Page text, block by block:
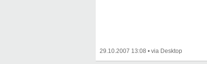
29.10.2007 13:08 •